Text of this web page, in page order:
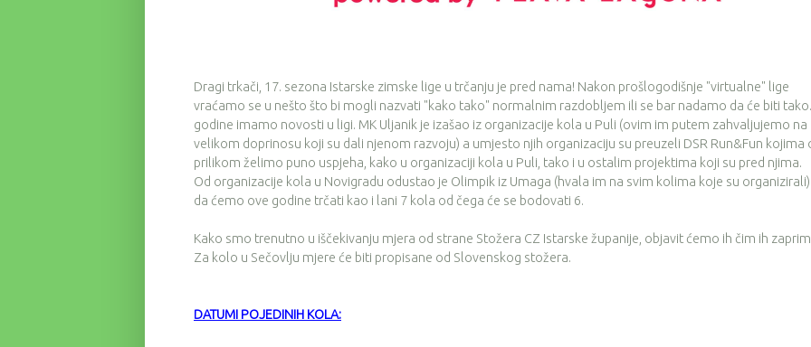
Dragi trkači, 17. sezona Istarske zimske lige u trčanju je pred nama! Nakon prošlogodišnje "virtualne" lige
vraćamo se u nešto što bi mogli nazvati "kako tako" normalnim razdobljem ili se bar nadamo da će biti
godine imamo novosti u ligi. MK Uljanik je izašao iz organizacije kola u Puli (ovim im putem zahvaljujemo na
velikom doprinosu koji su dali njenom razvoju) a umjesto njih organizaciju su preuzeli DSR Run&Fun kojima
prilikom želimo puno uspjeha, kako u organizaciji kola u Puli, tako i u ostalim projektima koji su pred njima.
Od organizacije kola u Novigradu odustao je Olimpik iz Umaga (hvala im na svim kolima koje su
da ćemo ove godine trčati kao i lani 7 kola od čega će se bodovati 6.
Kako smo trenutno u iščekivanju mjera od strane Stožera CZ Istarske županije, objavit ćemo ih čim ih
Za kolo u Sečovlju mjere će biti propisane od Slovenskog stožera.
DATUMI POJEDINIH KOLA: